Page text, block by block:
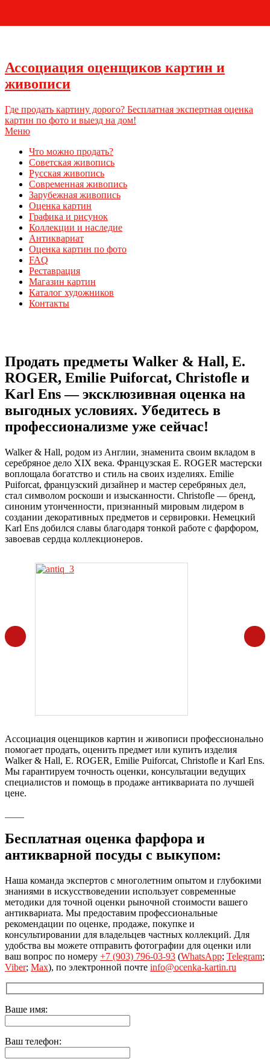
Ассоциация оценщиков картин и
живописи
Где продать картину дорого? Бесплатная экспертная оценка
картин по фото и выезд на дом!
Меню
Что можно продать?
Советская живопись
Русская живопись
Современная живопись
Зарубежная живопись
Оценка картин
Графика и рисунок
Коллекции и наследие
Антиквариат
Оценка картин по фото
FAQ
Реставрация
Магазин картин
Каталог художников
Контакты
Продать предметы Walker & Hall, E.
ROGER, Emilie Puiforcat, Christofle и
Karl Ens — эксклюзивная оценка на
выгодных условиях. Убедитесь в
профессионализме уже сейчас!
Walker & Hall, родом из Англии, знаменита своим вкладом в
серебряное дело XIX века. Французская E. ROGER мастерски
воплощала богатство и стиль на своих изделиях. Emilie
Puiforcat, французский дизайнер и мастер серебряных дел,
стал символом роскоши и изысканности. Christofle — бренд,
синоним утонченности, признанный мировым лидером в
создании декоративных предметов и сервировки. Немецкий
Karl Ens добился славы благодаря тонкой работе с фарфором,
завоевав сердца коллекционеров.
Ассоциация оценщиков картин и живописи профессионально
помогает продать, оценить предмет или купить изделия
Walker & Hall, E. ROGER, Emilie Puiforcat, Christofle и Karl Ens.
Мы гарантируем точность оценки, консультации ведущих
специалистов и помощь в продаже антиквариата по лучшей
цене.
Бесплатная оценка фарфора и
антикварной посуды с выкупом:
Наша команда экспертов с многолетним опытом и глубокими
знаниями в искусствоведении использует современные
методики для точной оценки рыночной стоимости вашего
антиквариата. Мы предоставим профессиональные
рекомендации по оценке, продаже, покупке и
консультировании для владельцев частных коллекций. Для
удобства вы можете отправить фотографии для оценки или
ваш вопрос по номеру +7 (903) 796-03-93 (WhatsApp; Telegram;
Viber; Max), по электронной почте info@ocenka-kartin.ru
Ваше имя:
Ваш телефон: